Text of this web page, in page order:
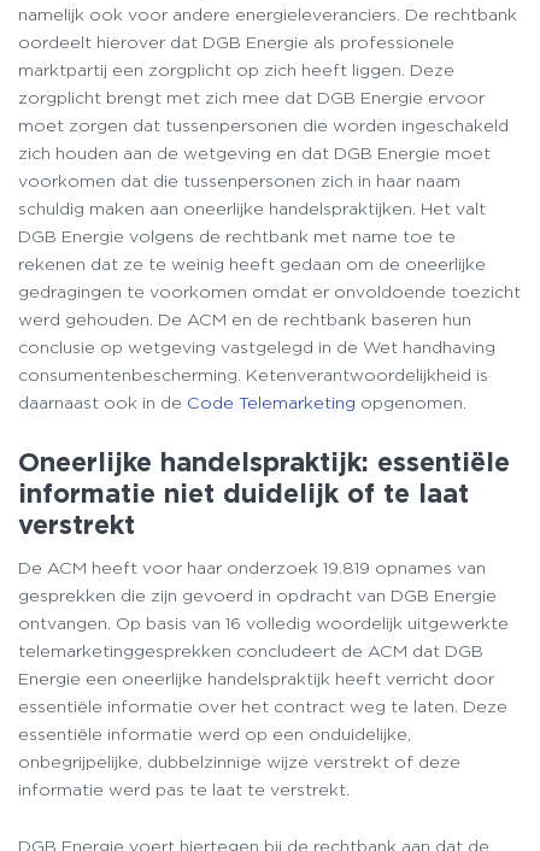
namelijk ook voor andere energieleveranciers. De rechtbank
oordeelt hierover dat DGB Energie als professionele
marktpartij een zorgplicht op zich heeft liggen. Deze
zorgplicht brengt met zich mee dat DGB Energie ervoor
moet zorgen dat tussenpersonen die worden ingeschakeld
zich houden aan de wetgeving en dat DGB Energie moet
voorkomen dat die tussenpersonen zich in haar naam
schuldig maken aan oneerlijke handelspraktijken. Het valt
DGB Energie volgens de rechtbank met name toe te
rekenen dat ze te weinig heeft gedaan om de oneerlijke
gedragingen te voorkomen omdat er onvoldoende toezicht
werd gehouden. De ACM en de rechtbank baseren hun
conclusie op wetgeving vastgelegd in de Wet handhaving
consumentenbescherming. Ketenverantwoordelijkheid is
daarnaast ook in de Code Telemarketing opgenomen.
Oneerlijke handelspraktijk: essentiële
informatie niet duidelijk of te laat
verstrekt
De ACM heeft voor haar onderzoek 19.819 opnames van
gesprekken die zijn gevoerd in opdracht van DGB Energie
ontvangen. Op basis van 16 volledig woordelijk uitgewerkte
telemarketinggesprekken concludeert de ACM dat DGB
Energie een oneerlijke handelspraktijk heeft verricht door
essentiële informatie over het contract weg te laten. Deze
essentiële informatie werd op een onduidelijke,
onbegrijpelijke, dubbelzinnige wijze verstrekt of deze
informatie werd pas te laat te verstrekt.
DGB Energie voert hiertegen bij de rechtbank aan dat de